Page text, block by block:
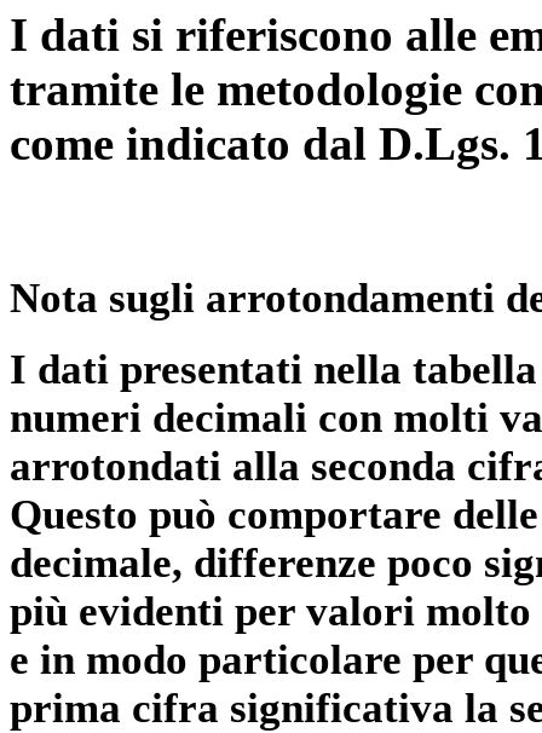
I dati si riferiscono alle
tramite le metodologie
come indicato dal D.Lgs.
Nota sugli arrotondamenti
I dati presentati nella
numeri decimali con molti
arrotondati alla seconda
Questo può comportare
decimale, differenze poco
più evidenti per valori
e in modo particolare per
prima cifra significativa la